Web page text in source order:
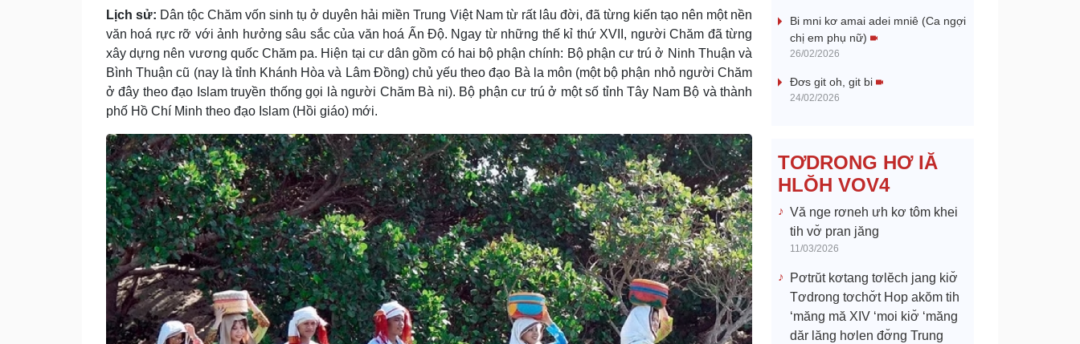
Lịch sử: Dân tộc Chăm vốn sinh tụ ở duyên hải miền Trung Việt Nam từ rất lâu đời, đã từng kiến tạo nên một nền
văn hoá rực rỡ với ảnh hưởng sâu sắc của văn hoá Ấn Ðộ. Ngay từ những thế kỉ thứ XVII, người Chăm đã từng
xây dựng nên vương quốc Chăm pa. Hiện tại cư dân gồm có hai bộ phận chính: Bộ phận cư trú ở Ninh Thuận và
Bình Thuận cũ (nay là tỉnh Khánh Hòa và Lâm Đồng) chủ yếu theo đạo Bà la môn (một bộ phận nhỏ người Chăm
ở đây theo đạo Islam truyền thống gọi là người Chăm Bà ni). Bộ phận cư trú ở một số tỉnh Tây Nam Bộ và thành
phố Hồ Chí Minh theo đạo Islam (Hồi giáo) mới.
i
Bi mni kơ amai adei mniê (Ca ngợi
chị em phụ nữ)
26/02/2026
Đơs git oh, git bi
24/02/2026
TƠDRONG HƠ IĂ
HLŎH VOV4
Vă nge rơneh ưh kơ tôm khei
tih vơ̆ pran jăng
11/03/2026
Pơtrŭt kơtang tơlĕch jang kiơ̆
Tơdrong tơchơ̆t Hop akŏm tih
‘măng mă XIV ‘moi kiơ̆ ‘măng
dăr lăng hơlen đơ̆ng Trung